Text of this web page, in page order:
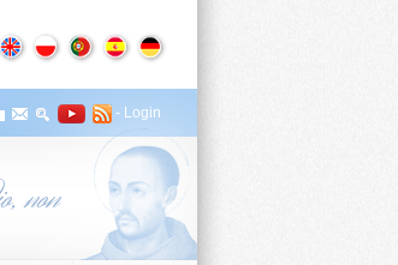
- Login
non